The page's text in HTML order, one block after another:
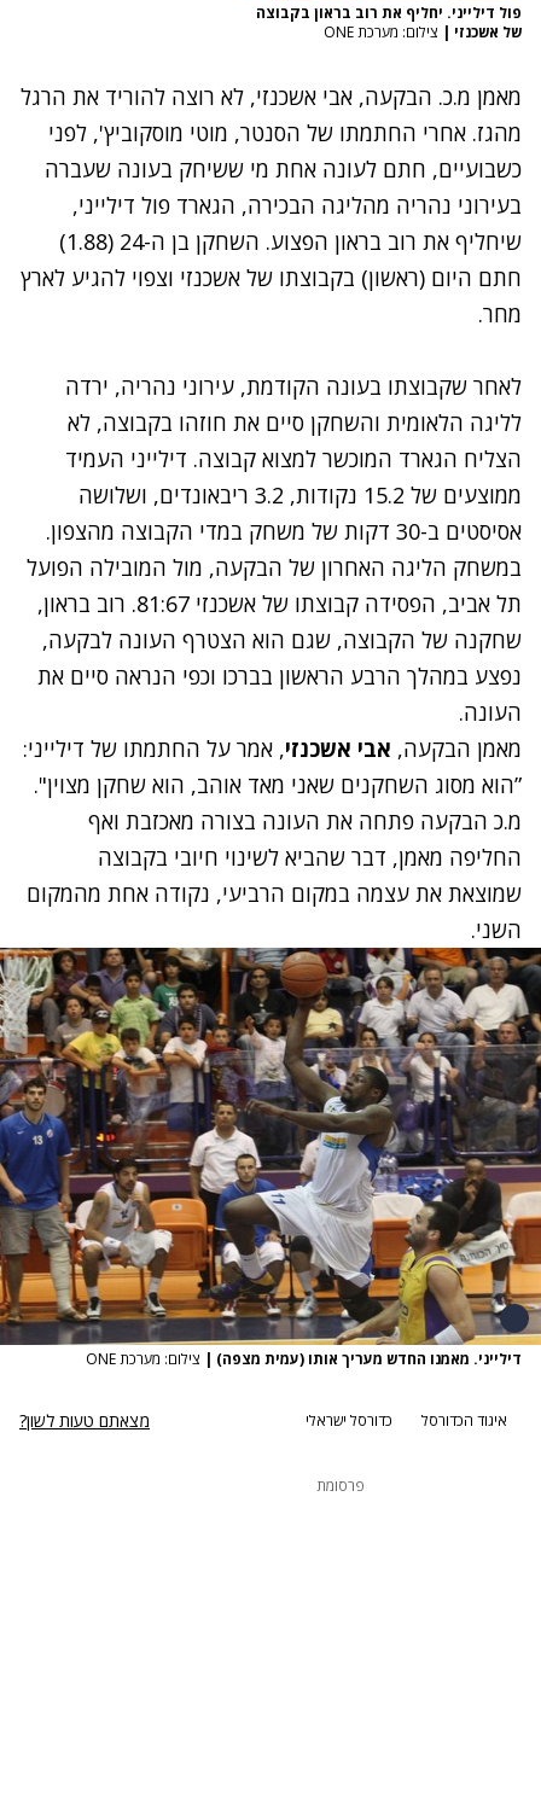
פול דילייני. יחליף את רוב בראון בקבוצה
של אשכנזי | צילום: מערכת ONE
מאמן מ.כ. הבקעה, אבי אשכנזי, לא רוצה להוריד את הרגל
מהגז. אחרי החתמתו של הסנטר, מוטי מוסקוביץ', לפני
כשבועיים, חתם לעונה אחת מי ששיחק בעונה שעברה
בעירוני נהריה מהליגה הבכירה, הגארד פול דילייני,
שיחליף את רוב בראון הפצוע. השחקן בן ה-24 (1.88)
חתם היום (ראשון) בקבוצתו של אשכנזי וצפוי להגיע לארץ
מחר.
לאחר שקבוצתו בעונה הקודמת, עירוני נהריה, ירדה
לליגה הלאומית והשחקן סיים את חוזהו בקבוצה, לא
הצליח הגארד המוכשר למצוא קבוצה. דילייני העמיד
ממוצעים של 15.2 נקודות, 3.2 ריבאונדים, ושלושה
אסיסטים ב-30 דקות של משחק במדי הקבוצה מהצפון.
במשחק הליגה האחרון של הבקעה, מול המובילה הפועל
תל אביב, הפסידה קבוצתו של אשכנזי 81:67. רוב בראון,
שחקנה של הקבוצה, שגם הוא הצטרף העונה לבקעה,
נפצע במהלך הרבע הראשון בברכו וכפי הנראה סיים את
העונה.
מאמן הבקעה, אבי אשכנזי, אמר על החתמתו של דילייני:
”הוא מסוג השחקנים שאני מאד אוהב, הוא שחקן מצוין".
מ.כ הבקעה פתחה את העונה בצורה מאכזבת ואף
החליפה מאמן, דבר שהביא לשינוי חיובי בקבוצה
שמוצאת את עצמה במקום הרביעי, נקודה אחת מהמקום
השני.
דילייני. מאמנו החדש מעריך אותו (עמית מצפה) | צילום: מערכת ONE
איגוד הכדורסל כדורסל ישראלי מצאתם טעות לשון?
פרסומת